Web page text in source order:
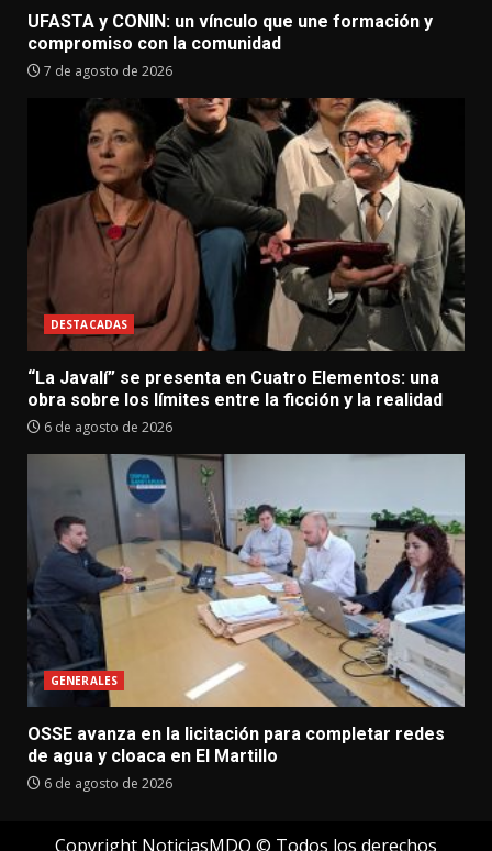
UFASTA y CONIN: un vínculo que une formación y
compromiso con la comunidad
7 de agosto de 2026
DESTACADAS
“La Javalí” se presenta en Cuatro Elementos: una
obra sobre los límites entre la ficción y la realidad
6 de agosto de 2026
GENERALES
OSSE avanza en la licitación para completar redes
de agua y cloaca en El Martillo
6 de agosto de 2026
Copyright NoticiasMDQ © Todos los derechos